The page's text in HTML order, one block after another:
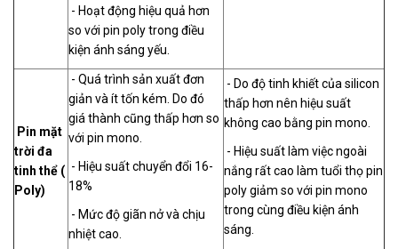
- Hoạt động hiệu quả hơn
so với pin poly trong điều
kiện ánh sáng yếu.
Pin mặt
trời đa
tinh thể (
Poly)
- Quá trình sản xuất đơn
giản và ít tốn kém. Do đó
giá thành cũng thấp hơn so
với pin mono.
- Hiệu suất chuyển đổi 16-
18%
- Mức độ giãn nở và chịu
nhiệt cao.
- Do độ tinh khiết của silicon
thấp hơn nên hiệu suất
không cao bằng pin mono.
- Hiệu suất làm việc ngoài
nắng rất cao làm tuổi thọ pin
poly giảm so với pin mono
trong cùng điều kiện ánh
sáng.